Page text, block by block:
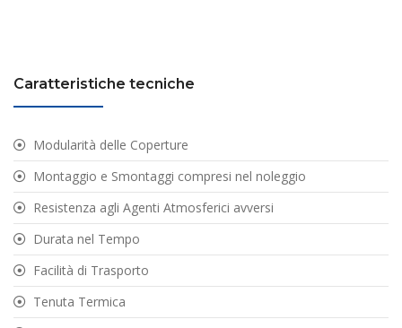
Caratteristiche tecniche
Modularità delle Coperture
Montaggio e Smontaggi compresi nel noleggio
Resistenza agli Agenti Atmosferici avversi
Durata nel Tempo
Facilità di Trasporto
Tenuta Termica